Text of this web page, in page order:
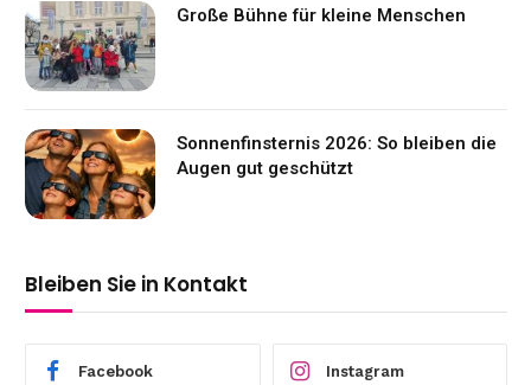
Große Bühne für kleine Menschen
Sonnenfinsternis 2026: So bleiben die
Augen gut geschützt
Bleiben Sie in Kontakt
Facebook Instagram